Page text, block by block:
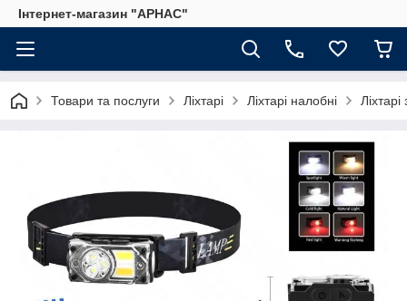
Інтернет-магазин "АРНАС"
Товари та послуги Ліхтарі Ліхтарі налобні